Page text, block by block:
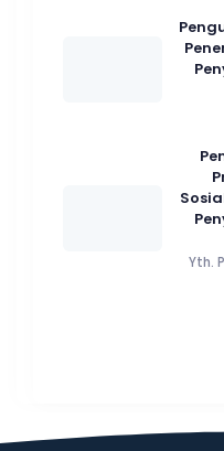
Yth.